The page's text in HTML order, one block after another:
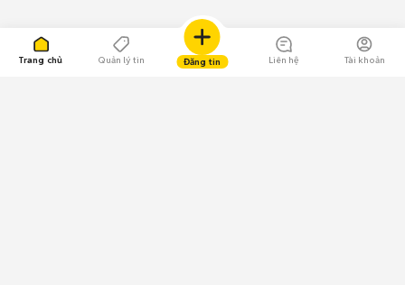
Trang chủ Quản lý tin Đăng tin Liên hệ Tài khoản